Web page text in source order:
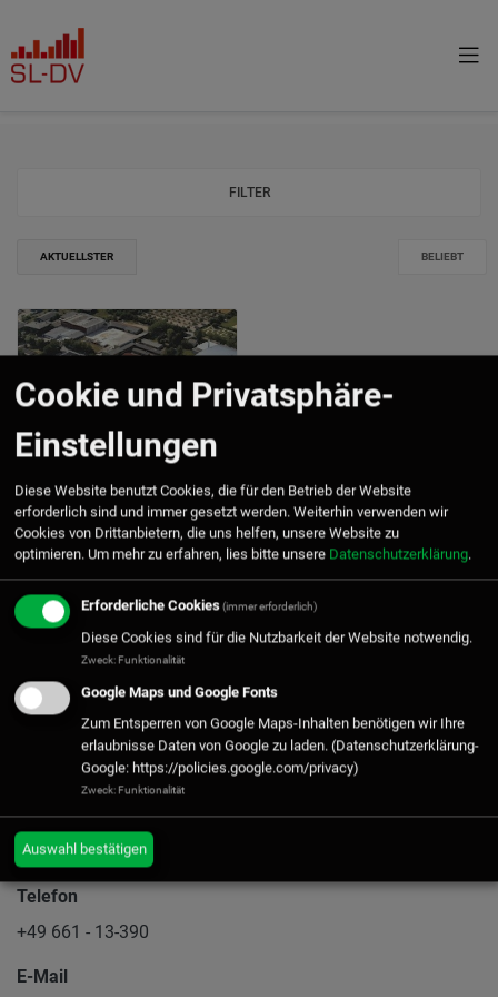
FILTER
AKTUELLSTER BELIEBT
Frankfurt, Silostrasse
39 - Einheit L
Bürofläche 1. OG
1ERGEBNISSE GEFUNDEN
Postanschrift/Verwaltung
SL-DV Service GmbH
Rangstraße 39
36043 Fulda
Telefon
+49 661 - 13-390
E-Mail
Cookie und Privatsphäre-
Einstellungen
Diese Website benutzt Cookies, die für den Betrieb der Website
erforderlich sind und immer gesetzt werden. Weiterhin verwenden wir
Cookies von Drittanbietern, die uns helfen, unsere Website zu
optimieren. Um mehr zu erfahren, lies bitte unsere Datenschutzerklärung.
Erforderliche Cookies(immer erforderlich)
Diese Cookies sind für die Nutzbarkeit der Website notwendig.
Zweck: Funktionalität
Google Maps und Google Fonts
Zum Entsperren von Google Maps-Inhalten benötigen wir Ihre
erlaubnisse Daten von Google zu laden. (Datenschutzerklärung-
Google: https://policies.google.com/privacy)
Zweck: Funktionalität
Auswahl bestätigen